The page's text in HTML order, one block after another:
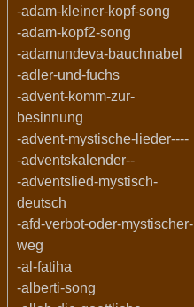
-adam-kleiner-kopf-song
-adam-kopf2-song
-adamundeva-bauchnabel
-adler-und-fuchs
-advent-komm-zur-
besinnung
-advent-mystische-lieder----
-adventskalender--
-adventslied-mystisch-
deutsch
-afd-verbot-oder-mystischer-
weg
-al-fatiha
-alberti-song